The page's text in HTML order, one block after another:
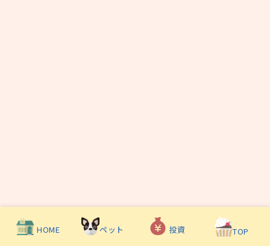
HOME ペット 投資 TOP